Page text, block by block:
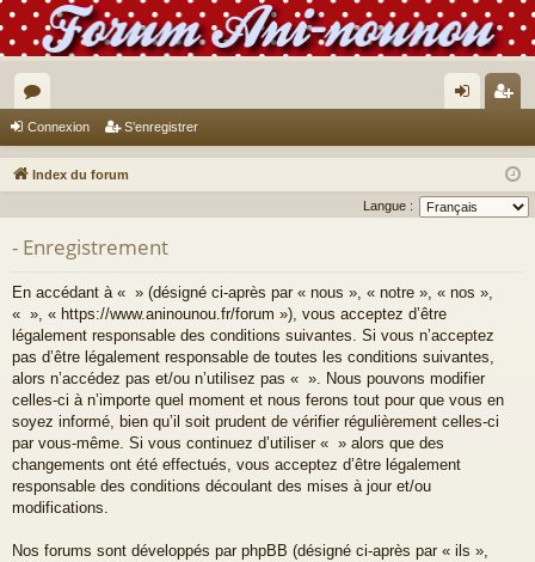
or
u ne
xi
nr
eg
re
Connexion S’enregistrer
Index du forum
Langue :
- Enregistrement
En accédant à « » (désigné ci-après par « nous », « notre », « nos »,
« », « https://www.aninounou.fr/forum »), vous acceptez d’être
légalement responsable des conditions suivantes. Si vous n’acceptez
pas d’être légalement responsable de toutes les conditions suivantes,
alors n’accédez pas et/ou n’utilisez pas « ». Nous pouvons modifier
celles-ci à n’importe quel moment et nous ferons tout pour que vous en
soyez informé, bien qu’il soit prudent de vérifier régulièrement celles-ci
par vous-même. Si vous continuez d’utiliser « » alors que des
changements ont été effectués, vous acceptez d’être légalement
responsable des conditions découlant des mises à jour et/ou
modifications.
Nos forums sont développés par phpBB (désigné ci-après par « ils »,